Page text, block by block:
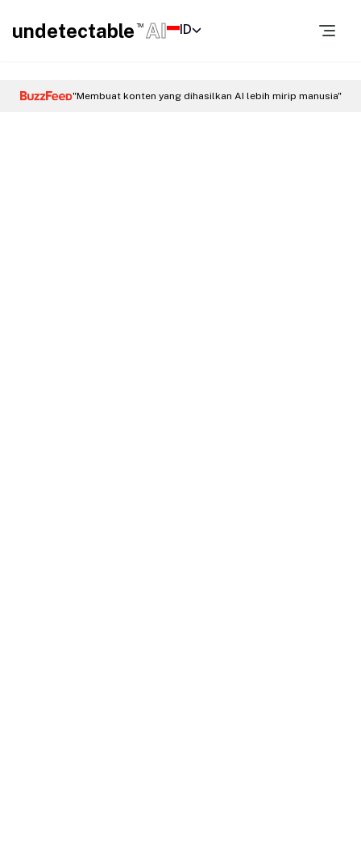
undetectable TM AI ID
"Membuat konten yang dihasilkan AI lebih mirip manusia"